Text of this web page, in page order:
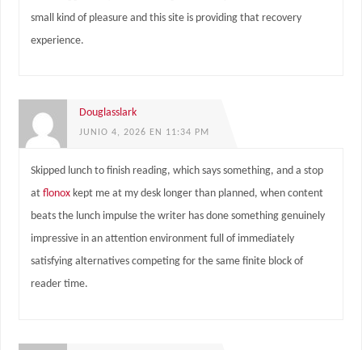
small kind of pleasure and this site is providing that recovery
experience.
Douglasslark
JUNIO 4, 2026 EN 11:34 PM
Skipped lunch to finish reading, which says something, and a stop
at flonoxkept me at my desk longer than planned, when content
beats the lunch impulse the writer has done something genuinely
impressive in an attention environment full of immediately
satisfying alternatives competing for the same finite block of
reader time.